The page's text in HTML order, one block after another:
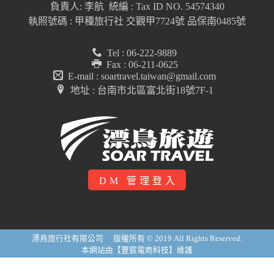
負責人: 李航 統編 : Tax ID NO. 54574340
執照號碼 : 甲種旅行社 交觀甲7724號 品保南0485號
Tel : 06-222-9889
Fax : 06-211-0625
E-mail : soartravel.taiwan@gmail.com
地址 : 台南市北區富北街18號7F-1
DM 管理登入
漂鳥旅行社有限公司 版權所有 © 2019 All Rights Reserved.
本網站由【豐宸電商科技】維護